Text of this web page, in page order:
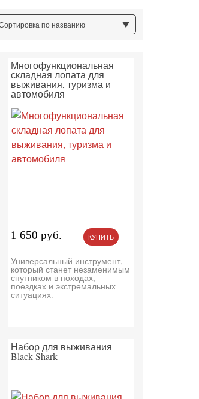
по названию
Многофункциональная
складная лопата для
выживания, туризма и
автомобиля
1 650 руб. КУПИТЬ
Универсальный инструмент,
который станет незаменимым
спутником в походах,
поездках и экстремальных
ситуациях.
Набор для выживания
Black Shark